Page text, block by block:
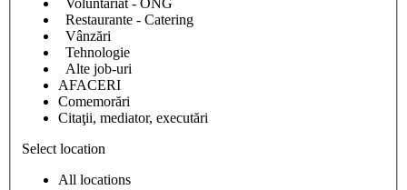
Voluntariat - ONG
Restaurante - Catering
Vânzări
Tehnologie
Alte job-uri
AFACERI
Comemorări
Citaţii, mediator, executări
Select location
All locations